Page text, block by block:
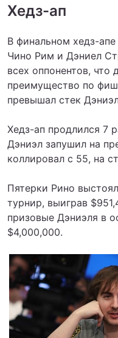
Хедз-ап
В финальном хедз-
Чино Рим и Дэниел
всех оппонентов, что
преимущество по
превышал стек
Хедз-ап продлился 7
Дэниэл запушил на
коллировал с 55, на
Пятерки Рино
турнир, выиграв
призовые Дэниэля в
$4,000,000.